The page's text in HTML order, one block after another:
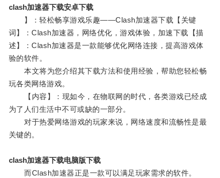
clash加速器下载安卓下载
】：轻松畅享游戏乐趣——Clash加速器下载【关键
词】：Clash加速器，网络优化，游戏体验，加速下载【描
述】：Clash加速器是一款能够优化网络连接，提高游戏体
验的软件。
本文将为您介绍其下载方法和使用经验，帮助您轻松畅
玩各类网络游戏。
【内容】：现如今，在物联网的时代，各类游戏已经成
为了人们生活中不可或缺的一部分。
对于热爱网络游戏的玩家来说，网络速度和流畅性是最
关键的。
clash加速器下载电脑版下载
而Clash加速器正是一款可以满足玩家需求的软件。